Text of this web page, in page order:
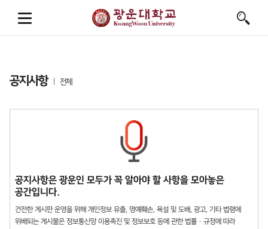
공지사항 전체
공지사항은 광운인 모두가 꼭 알아야 할 사항을 모아놓은
공간입니다.
건전한 게시판 운영을 위해 개인정보 유출, 명예훼손, 욕설 및 도배, 광고, 기타 법령에
위배되는 게시물은 정보통신망 이용촉진 및 정보보호 등에 관한 법률 · 규정에 따라